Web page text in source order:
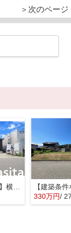
＞次のページ
【 新築建売住宅 】横手市八幡字長者町No50 横手北小学校区のオール電化 3LDK
330万円/